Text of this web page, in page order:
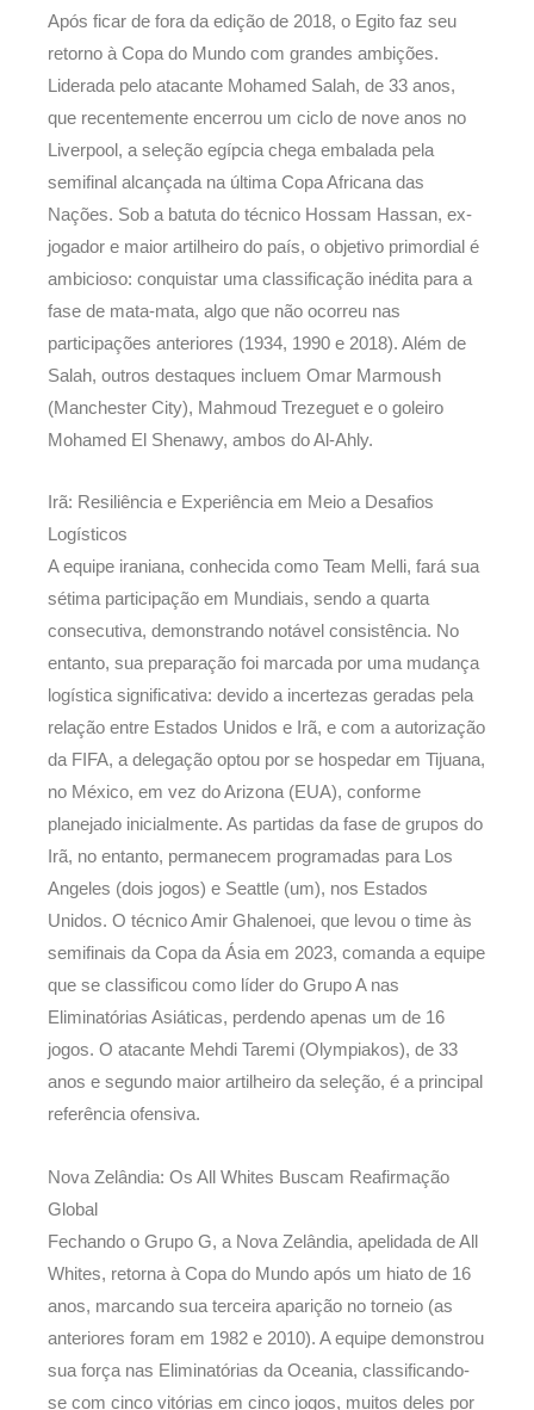
Após ficar de fora da edição de 2018, o Egito faz seu
retorno à Copa do Mundo com grandes ambições.
Liderada pelo atacante Mohamed Salah, de 33 anos,
que recentemente encerrou um ciclo de nove anos no
Liverpool, a seleção egípcia chega embalada pela
semifinal alcançada na última Copa Africana das
Nações. Sob a batuta do técnico Hossam Hassan, ex-
jogador e maior artilheiro do país, o objetivo primordial é
ambicioso: conquistar uma classificação inédita para a
fase de mata-mata, algo que não ocorreu nas
participações anteriores (1934, 1990 e 2018). Além de
Salah, outros destaques incluem Omar Marmoush
(Manchester City), Mahmoud Trezeguet e o goleiro
Mohamed El Shenawy, ambos do Al-Ahly.
Irã: Resiliência e Experiência em Meio a Desafios
Logísticos
A equipe iraniana, conhecida como Team Melli, fará sua
sétima participação em Mundiais, sendo a quarta
consecutiva, demonstrando notável consistência. No
entanto, sua preparação foi marcada por uma mudança
logística significativa: devido a incertezas geradas pela
relação entre Estados Unidos e Irã, e com a autorização
da FIFA, a delegação optou por se hospedar em Tijuana,
no México, em vez do Arizona (EUA), conforme
planejado inicialmente. As partidas da fase de grupos do
Irã, no entanto, permanecem programadas para Los
Angeles (dois jogos) e Seattle (um), nos Estados
Unidos. O técnico Amir Ghalenoei, que levou o time às
semifinais da Copa da Ásia em 2023, comanda a equipe
que se classificou como líder do Grupo A nas
Eliminatórias Asiáticas, perdendo apenas um de 16
jogos. O atacante Mehdi Taremi (Olympiakos), de 33
anos e segundo maior artilheiro da seleção, é a principal
referência ofensiva.
Nova Zelândia: Os All Whites Buscam Reafirmação
Global
Fechando o Grupo G, a Nova Zelândia, apelidada de All
Whites, retorna à Copa do Mundo após um hiato de 16
anos, marcando sua terceira aparição no torneio (as
anteriores foram em 1982 e 2010). A equipe demonstrou
sua força nas Eliminatórias da Oceania, classificando-
se com cinco vitórias em cinco jogos, muitos deles por